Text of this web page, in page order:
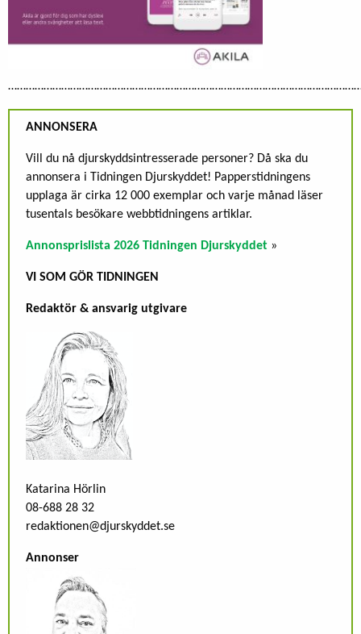
ANNONSERA
Vill du nå djurskyddsintresserade personer? Då ska du
annonsera i Tidningen Djurskyddet! Papperstidningens
upplaga är cirka 12 000 exemplar och varje månad läser
tusentals besökare webbtidningens artiklar.
Annonsprislista 2026 Tidningen Djurskyddet »
VI SOM GÖR TIDNINGEN
Redaktör & ansvarig utgivare
Katarina Hörlin
08-688 28 32
redaktionen@djurskyddet.se
Annonser